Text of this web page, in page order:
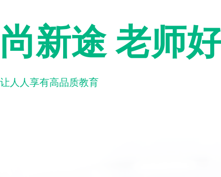
尚新途 老师
让人人享有高品质教育